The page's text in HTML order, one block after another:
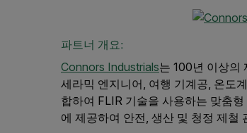
파트너 개요:
Connors Industrials는 100년 이상의
세라믹 엔지니어, 여행 기계공, 온도
합하여 FLIR 기술을 사용하는 맞춤
에 제공하여 안전, 생산 및 청정 제철